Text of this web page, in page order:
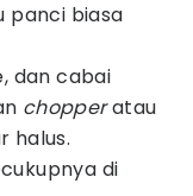
panci biasa
dan cabai
chopperatau
halus.
di